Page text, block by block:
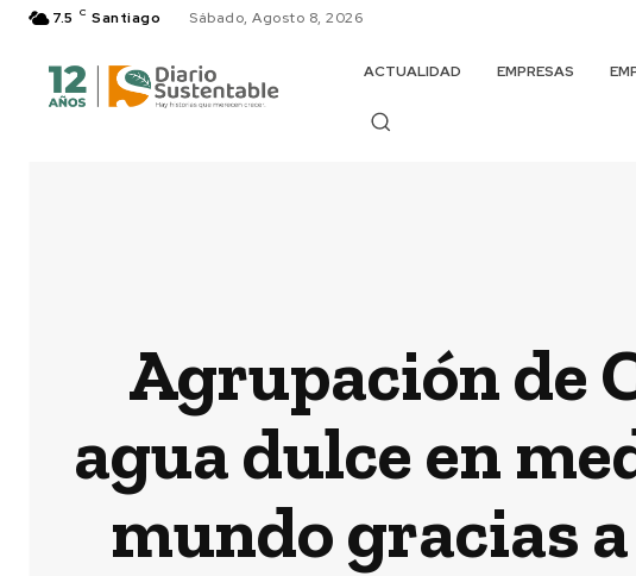
7.5 C Santiago Sábado, Agosto 8, 2026
ACTUALIDAD EMPRESAS
Agrupación de
agua dulce en
mundo gracias